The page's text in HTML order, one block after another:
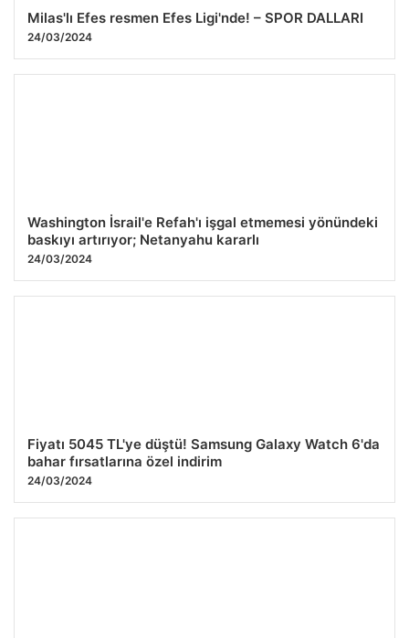
Milas'lı Efes resmen Efes Ligi'nde! – SPOR DALLARI
24/03/2024
Washington İsrail'e Refah'ı işgal etmemesi yönündeki
baskıyı artırıyor; Netanyahu kararlı
24/03/2024
Fiyatı 5045 TL'ye düştü! Samsung Galaxy Watch 6'da
bahar fırsatlarına özel indirim
24/03/2024